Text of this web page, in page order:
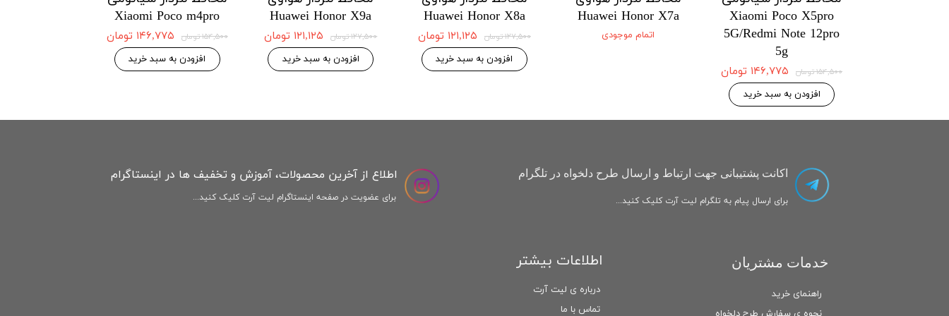
Xiaomi Poco m4pro
۱۵۴,۵۰۰ تومان ۱۴۶,۷۷۵ تومان
افزودن به سبد خرید
Huawei Honor X9a
۱۲۷,۵۰۰ تومان ۱۲۱,۱۲۵ تومان
افزودن به سبد خرید
Huawei Honor X8a
۱۲۷,۵۰۰ تومان ۱۲۱,۱۲۵ تومان
افزودن به سبد خرید
Huawei Honor X7a
اتمام موجودی
Xiaomi Poco X5pro
5G/Redmi Note 12pro
5g
۱۵۴,۵۰۰ تومان ۱۴۶,۷۷۵ تومان
افزودن به سبد خرید
راهنمای خرید
خدمات مشتریان
اکانت پشتیبانی جهت ارتباط و ارسال طرح دلخواه در تلگرام
برای ارسال پیام به تلگرام لیت آرت کلیک کنید...
اطلاعات بیشتر
درباره ی لیت آرت
تماس با ما
اطلاع از آخرین محصولات، آموزش و تخفیف ها در اینستاگرام
برای عضویت در صفحه اینستاگرام لیت آرت کلیک کنید...